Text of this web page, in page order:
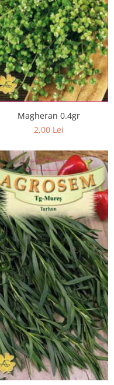
Magheran 0.4gr
2,00 Lei